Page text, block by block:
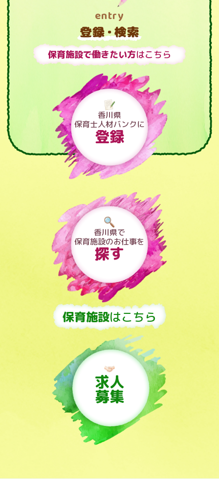
entry
保育施設で働きたい方はこちら
香川県
保育士人材バンクに
登録
香川県で
保育施設のお仕事を
探す
保育施設はこちら
求人
募集